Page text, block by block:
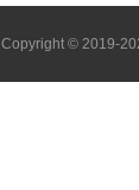
Copyright © 2019-